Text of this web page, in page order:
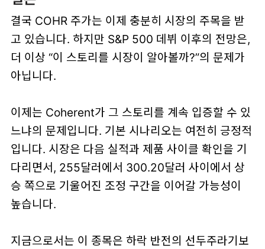
결국 COHR 주가는 이제 충분히 시장의 주목을 받
고 있습니다. 하지만 S&P 500 데뷔 이후의 전망은,
더 이상 “이 스토리를 시장이 알아볼까?”의 문제가
아닙니다.
이제는 Coherent가 그 스토리를 계속 입증할 수 있
느냐의 문제입니다. 기본 시나리오는 여전히 긍정적
입니다. 시장은 다음 실적과 제품 사이클 확인을 기
다리면서, 255달러에서 300.20달러 사이에서 상
승 쪽으로 기울어진 조정 구간을 이어갈 가능성이
높습니다.
지금으로서는 이 종목은 하락 반전의 선두주라기보